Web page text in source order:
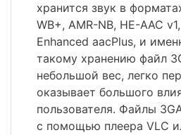
хранится звук в
WB+, AMR-NB, HE-AAC
Enhanced aacPlus, и
такому хранению файл
небольшой вес, легко
оказывает большого
пользователя. Файлы
с помощью плеера VLC